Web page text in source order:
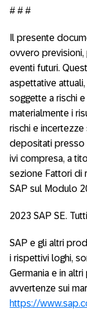
# # #
Il presente
ovvero previsioni,
eventi futuri.
aspettative
soggette a rischi
materialmente i
rischi e
depositati presso
ivi compresa, a
sezione Fattori di
SAP sul Modulo
2023 SAP SE.
SAP e gli altri
i rispettivi loghi,
Germania e in
avvertenze sui
https://